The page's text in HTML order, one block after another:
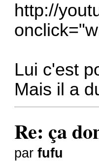
http://
Lui c'est
Mais il a
Re: ça
parfufu